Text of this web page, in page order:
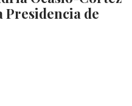
Presidencia de